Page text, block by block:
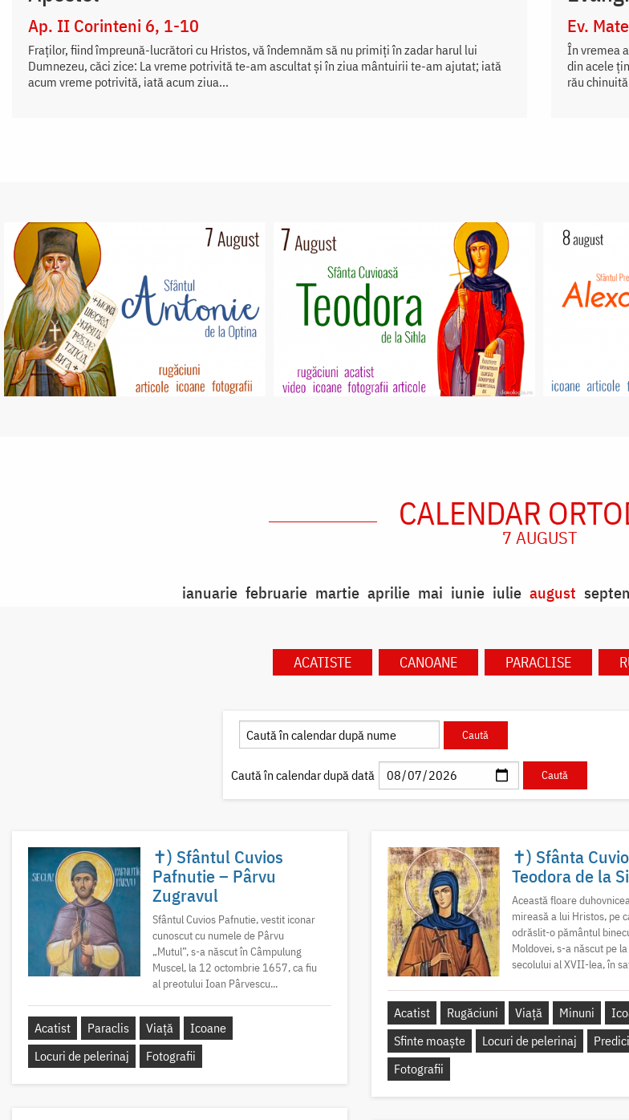
Ap. II Corinteni 6, 1-10
Fraților, fiind împreună-lucrători cu Hristos, vă îndemnăm să nu primiți în zadar harul lui
Dumnezeu, căci zice: La vreme potrivită te-am ascultat și în ziua mântuirii te-am ajutat; iată
acum vreme potrivită, iată acum ziua...
Ev.
În vremea
din acele
rău
CALENDAR
7 AUGUST
ianuarie februarie martie aprilie mai iunie iulie august
ACATISTE CANOANE PARACLISE
Caută în calendar după dată
✝) Sfântul Cuvios
Pafnutie – Pârvu
Zugravul
Sfântul Cuvios Pafnutie, vestit iconar
cunoscut cu numele de Pârvu
„Mutul”, s-a născut în Câmpulung
Muscel, la 12 octombrie 1657, ca fiu
al preotului Ioan Pârvescu...
Acatist Paraclis Viață
Icoane
Locuri de pelerinaj
Fotografii
✝) Sfânta
Teodora de la
Această floare
mireasă a lui Hristos, pe
odrăslit-o pământul
Moldovei, s-a născut pe
secolului al XVII-lea, în
Acatist Rugăciuni Viață Minuni
Sfinte moaște
Locuri de pelerinaj Predici
Fotografii